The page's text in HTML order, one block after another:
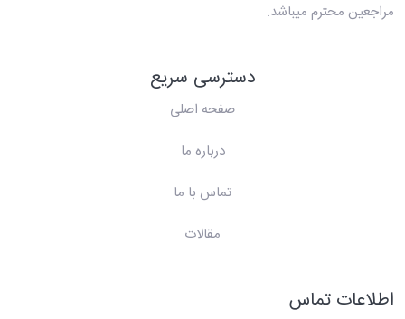
مراجعین محترم میباشد.
دسترسی سریع
صفحه اصلی
درباره ما
تماس با ما
مقالات
اطلاعات تماس